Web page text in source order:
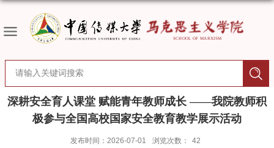
深耕安全育人课堂 赋能青年教师成长 ——我院教师积
极参与全国高校国家安全教育教学展示活动
发布时间：2026-07-01 浏览次数： 42